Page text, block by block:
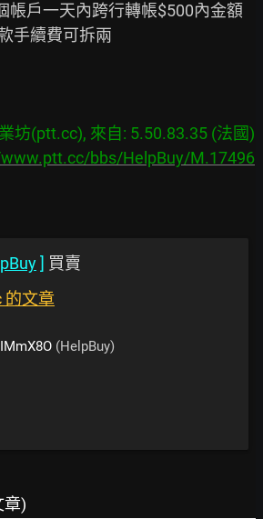
帳戶一天內跨行轉帳$500內金額
手續費可拆兩
坊(ptt.cc), 來自: 5.50.83.35 (法國)
bbs/HelpBuy/M.17496
] 買賣
的文章
(HelpBuy)
章)